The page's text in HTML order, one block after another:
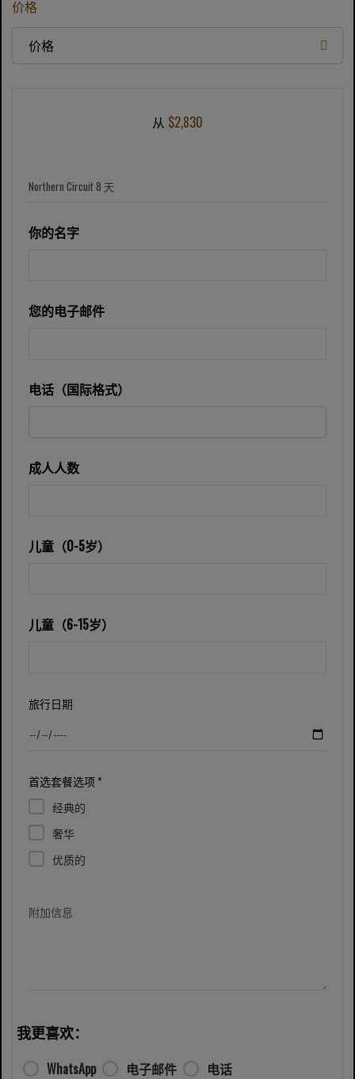
价格
价格
从 $2,830
你的名字
您的电子邮件
电话（国际格式）
成人人数
儿童（0-5岁）
儿童（6-15岁）
旅行日期
首选套餐选项 *
经典的
奢华
优质的
附加信息
我更喜欢：
WhatsApp 电子邮件 电话